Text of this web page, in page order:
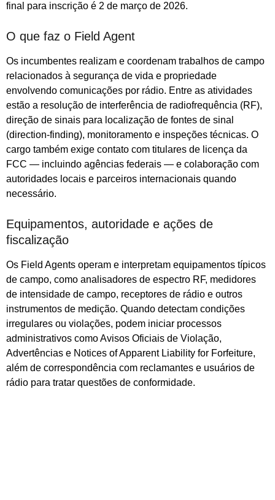
final para inscrição é 2 de março de 2026.
O que faz o Field Agent
Os incumbentes realizam e coordenam trabalhos de campo
relacionados à segurança de vida e propriedade
envolvendo comunicações por rádio. Entre as atividades
estão a resolução de interferência de radiofrequência (RF),
direção de sinais para localização de fontes de sinal
(direction-finding), monitoramento e inspeções técnicas. O
cargo também exige contato com titulares de licença da
FCC — incluindo agências federais — e colaboração com
autoridades locais e parceiros internacionais quando
necessário.
Equipamentos, autoridade e ações de
fiscalização
Os Field Agents operam e interpretam equipamentos típicos
de campo, como analisadores de espectro RF, medidores
de intensidade de campo, receptores de rádio e outros
instrumentos de medição. Quando detectam condições
irregulares ou violações, podem iniciar processos
administrativos como Avisos Oficiais de Violação,
Advertências e Notices of Apparent Liability for Forfeiture,
além de correspondência com reclamantes e usuários de
rádio para tratar questões de conformidade.